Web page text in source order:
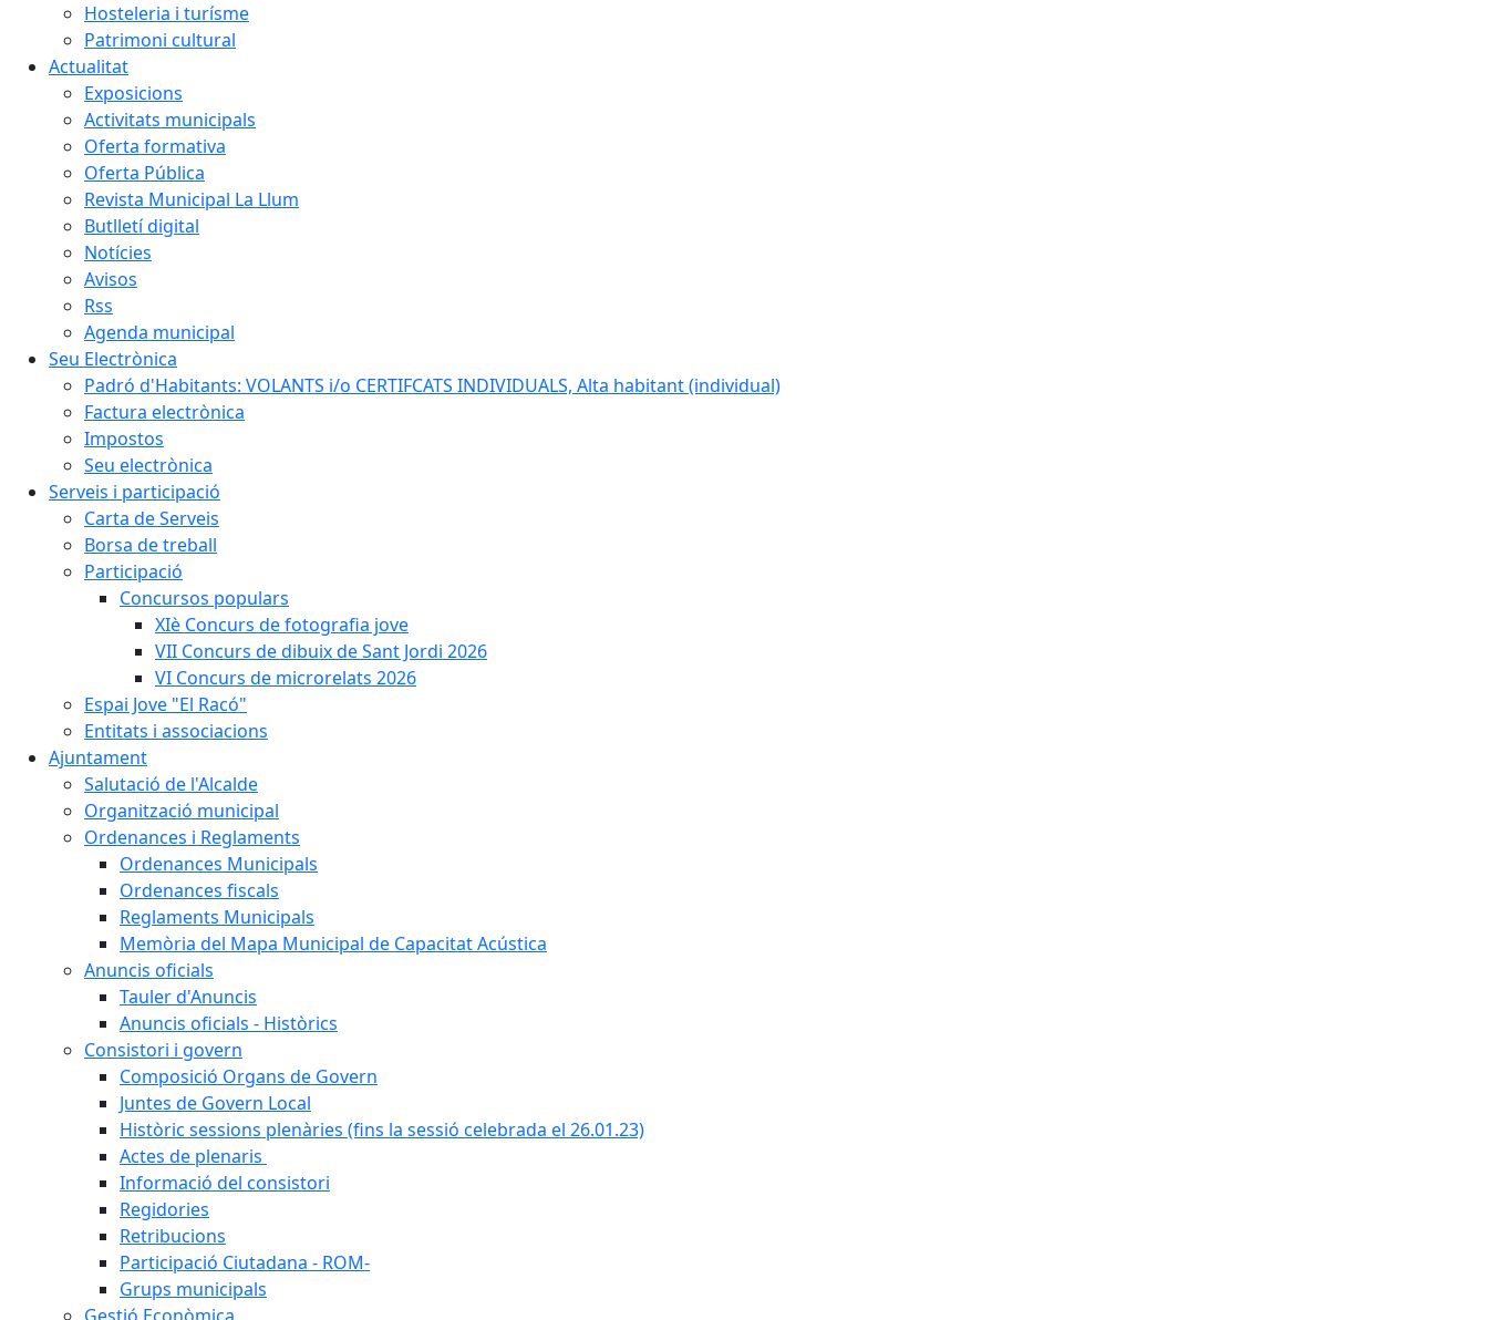
Hosteleria i turísme
Patrimoni cultural
Actualitat
Exposicions
Activitats municipals
Oferta formativa
Oferta Pública
Revista Municipal La Llum
Butlletí digital
Notícies
Avisos
Rss
Agenda municipal
Seu Electrònica
Padró d'Habitants: VOLANTS i/o CERTIFCATS INDIVIDUALS, Alta habitant (individual)
Factura electrònica
Impostos
Seu electrònica
Serveis i participació
Carta de Serveis
Borsa de treball
Participació
Concursos populars
XIè Concurs de fotografia jove
VII Concurs de dibuix de Sant Jordi 2026
VI Concurs de microrelats 2026
Espai Jove "El Racó"
Entitats i associacions
Ajuntament
Salutació de l'Alcalde
Organització municipal
Ordenances i Reglaments
Ordenances Municipals
Ordenances fiscals
Reglaments Municipals
Memòria del Mapa Municipal de Capacitat Acústica
Anuncis oficials
Tauler d'Anuncis
Anuncis oficials - Històrics
Consistori i govern
Composició Organs de Govern
Juntes de Govern Local
Històric sessions plenàries (fins la sessió celebrada el 26.01.23)
Actes de plenaris
Informació del consistori
Regidories
Retribucions
Participació Ciutadana - ROM-
Grups municipals